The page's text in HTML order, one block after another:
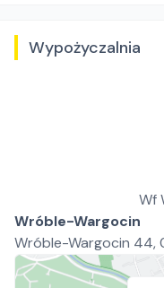
Wypożyczalnia
Wf
Wróble-Wargocin
Wróble-Wargocin 44,